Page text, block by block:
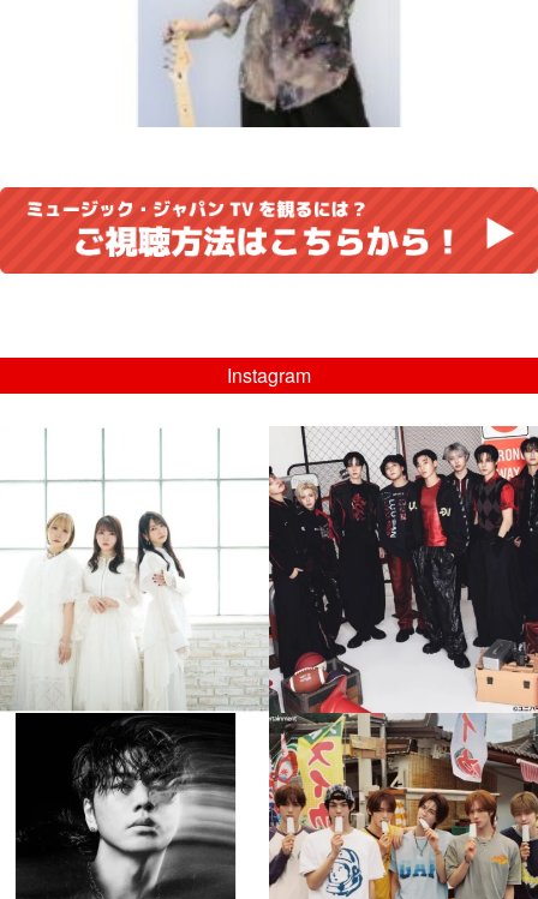
Instagram
...
8月 4
4 0
musicjapantv
💡08/05(水)23:00特番放送！
...
8月 4
4 0
musicjapantv
💡8月特番放送決定！
...
8月 4
110 0
musicjapantv
💡8月特番放送決定！
...
8月 4
5 0